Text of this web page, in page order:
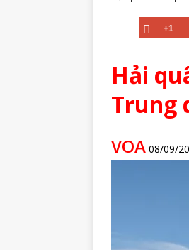
+1
Hải
Trung
VOA 08/09/